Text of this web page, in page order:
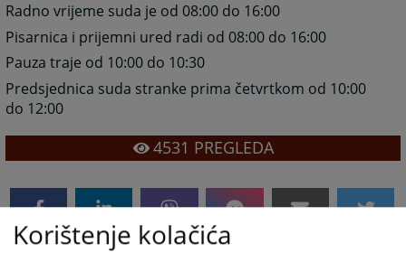
Radno vrijeme suda je od 08:00 do 16:00
Pisarnica i prijemni ured radi od 08:00 do 16:00
Pauza traje od 10:00 do 10:30
Predsjednica suda stranke prima četvrtkom od 10:00
do 12:00
4531 PREGLEDA
Korištenje kolačića